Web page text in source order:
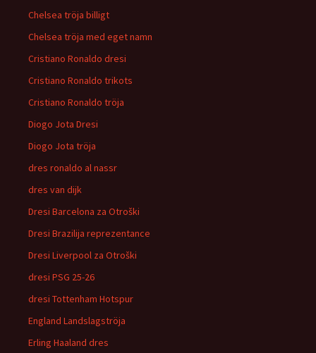
Chelsea tröja billigt
Chelsea tröja med eget namn
Cristiano Ronaldo dresi
Cristiano Ronaldo trikots
Cristiano Ronaldo tröja
Diogo Jota Dresi
Diogo Jota tröja
dres ronaldo al nassr
dres van dijk
Dresi Barcelona za Otroški
Dresi Brazilija reprezentance
Dresi Liverpool za Otroški
dresi PSG 25-26
dresi Tottenham Hotspur
England Landslagströja
Erling Haaland dres